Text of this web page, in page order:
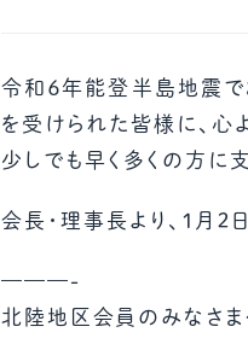
令和６年能登半島地震で
を受けられた皆様に、心
少しでも早く多くの方に
会長・理事長より、１月
———-
北陸地区会員のみなさま